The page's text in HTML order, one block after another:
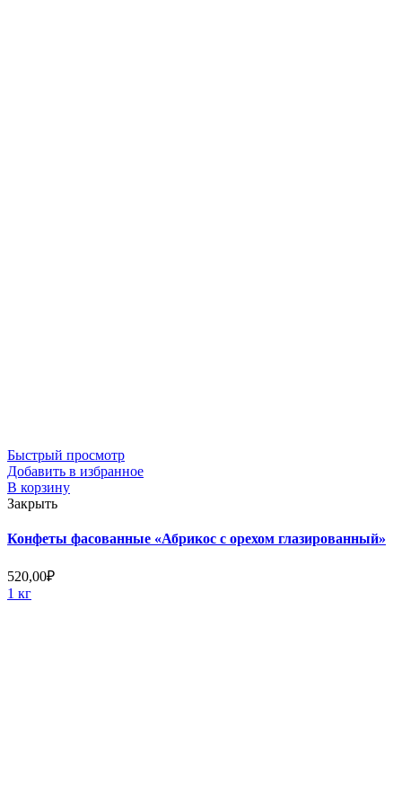
Быстрый просмотр
Добавить в избранное
В корзину
Закрыть
Конфеты фасованные «Абрикос с орехом глазированный»
520,00₽
1 кг